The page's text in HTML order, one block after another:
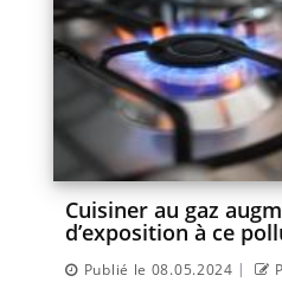
Cuisiner au gaz
d’exposition à ce
Publié le 08.05.2024 |